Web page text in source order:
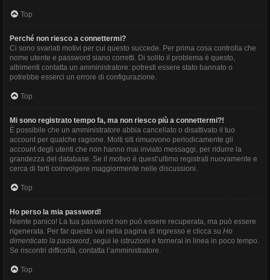
Top
Perché non riesco a connettermi?
Ci sono svariati motivi per cui questo succede. Per prima cosa controlla che
nome utente e password siano corretti. Di solito il problema è questo,
altrimenti contatta un amministratore: potresti essere stato bannato o
potrebbe esserci un errore di configurazione.
Top
Mi sono registrato tempo fa, ma non riesco più a connettermi?!
È possibile che un amministratore abbia cancellato o disattivato il tuo
account per qualche ragione. Molti siti rimuovono periodicamente gli
account degli utenti che non hanno mai inviato messaggi, per ridurre la
grandezza del database. Se il motivo è quest’ultimo registrati nuovamente e
cerca di farti coinvolgere maggiormente nelle discussioni.
Top
Ho perso la mia password!
Niente panico! La tua password non può essere recuperata, ma può essere
rigenerata. Per far questo vai nella pagina di ingresso e clicca su Ho
dimenticato la password, segui le istruzioni e tornerai in linea in poco tempo.
Se riscontri difficoltà, contatta l’amministratore.
Top